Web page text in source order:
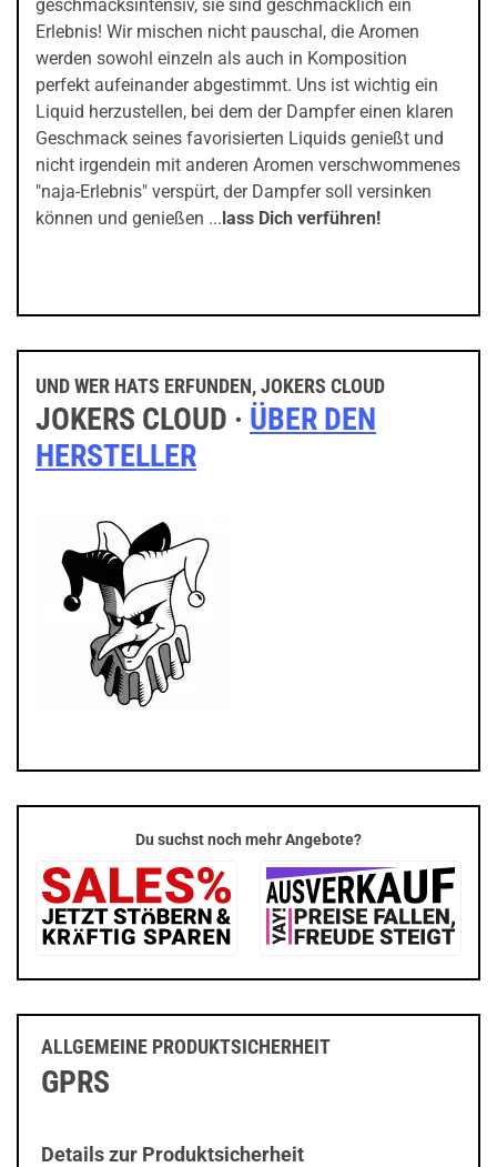
geschmacksintensiv, sie sind geschmacklich ein
Erlebnis! Wir mischen nicht pauschal, die Aromen
werden sowohl einzeln als auch in Komposition
perfekt aufeinander abgestimmt. Uns ist wichtig ein
Liquid herzustellen, bei dem der Dampfer einen klaren
Geschmack seines favorisierten Liquids genießt und
nicht irgendein mit anderen Aromen verschwommenes
"naja-Erlebnis" verspürt, der Dampfer soll versinken
können und genießen ...lass Dich verführen!
UND WER HATS ERFUNDEN, JOKERS CLOUD
JOKERS CLOUD · ÜBER DEN
HERSTELLER
Du suchst noch mehr Angebote?
ALLGEMEINE PRODUKTSICHERHEIT
GPRS
Details zur Produktsicherheit